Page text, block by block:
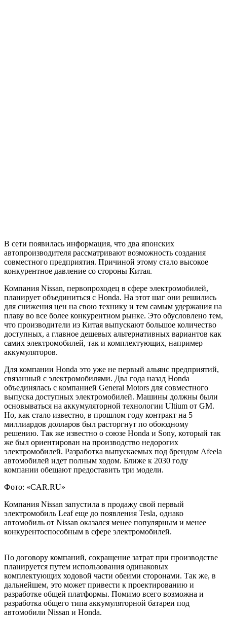
В сети появилась информация, что два японских
автопроизводителя рассматривают возможность создания
совместного предприятия. Причиной этому стало высокое
конкурентное давление со стороны Китая.
Компания Nissan, первопроходец в сфере электромобилей,
планирует объединиться с Honda. На этот шаг они решились
для снижения цен на свою технику и тем самым удержания на
плаву во все более конкурентном рынке. Это обусловлено тем,
что производители из Китая выпускают большое количество
доступных, а главное дешевых альтернативных вариантов как
самих электромобилей, так и комплектующих, например
аккумуляторов.
Для компании Honda это уже не первый альянс предприятий,
связанный с электромобилями. Два года назад Honda
объединялась с компанией General Motors для совместного
выпуска доступных электромобилей. Машины должны были
основываться на аккумуляторной технологии Ultium от GM.
Но, как стало известно, в прошлом году контракт на 5
миллиардов долларов был расторгнут по обоюдному
решению. Так же известно о союзе Honda и Sony, который так
же был ориентирован на производство недорогих
электромобилей. Разработка выпускаемых под брендом Afeela
автомобилей идет полным ходом. Ближе к 2030 году
компании обещают предоставить три модели.
Фото: «CAR.RU»
Компания Nissan запустила в продажу свой первый
электромобиль Leaf еще до появления Tesla, однако
автомобиль от Nissan оказался менее популярным и менее
конкурентоспособным в сфере электромобилей.
По договору компаний, сокращение затрат при производстве
планируется путем использования одинаковых
комплектующих ходовой части обеими сторонами. Так же, в
дальнейшем, это может привести к проектированию и
разработке общей платформы. Помимо всего возможна и
разработка общего типа аккумуляторной батареи под
автомобили Nissan и Honda.